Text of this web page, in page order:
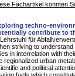
Fachartikel könnten
techno-
contribute to
für
striving to
in interrelation with
regionalized urban
and political
fuels which